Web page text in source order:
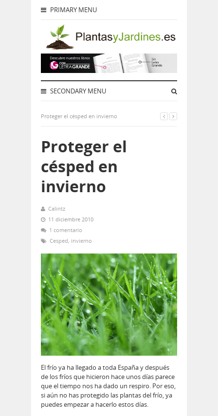
PRIMARY MENU
SECONDARY MENU
Proteger el césped en invierno
Proteger el
césped en
invierno
Calintz
11 diciembre 2010
1 comentario
Cesped, invierno
El frío ya ha llegado a toda España y después
de los fríos que hicieron hace unos días parece
que el tiempo nos ha dado un respiro. Por eso,
si aún no has protegido las plantas del frío, ya
puedes empezar a hacerlo estos días.